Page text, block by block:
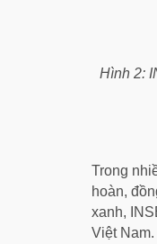
Hình 2:
Trong
hoàn,
xanh,
Việt